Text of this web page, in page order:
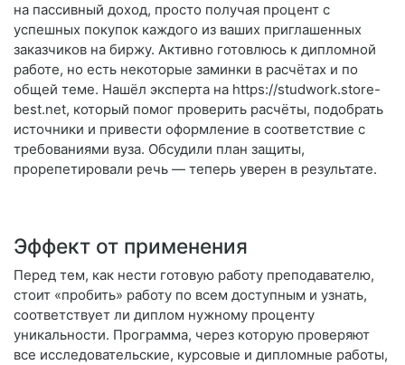
на пассивный доход, просто получая процент с
успешных покупок каждого из ваших приглашенных
заказчиков на биржу. Активно готовлюсь к дипломной
работе, но есть некоторые заминки в расчётах и по
общей теме. Нашёл эксперта на https://studwork.store-
best.net, который помог проверить расчёты, подобрать
источники и привести оформление в соответствие с
требованиями вуза. Обсудили план защиты,
прорепетировали речь — теперь уверен в результате.
Эффект от применения
Перед тем, как нести готовую работу преподавателю,
стоит «пробить» работу по всем доступным и узнать,
соответствует ли диплом нужному проценту
уникальности. Программа, через которую проверяют
все исследовательские, курсовые и дипломные работы,